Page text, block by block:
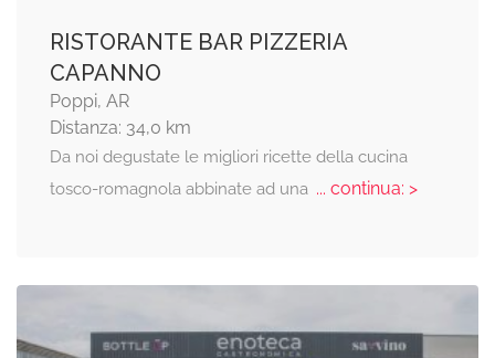
RISTORANTE BAR PIZZERIA
CAPANNO
Poppi, AR
Distanza: 34,0 km
Da noi degustate le migliori ricette della cucina
tosco-romagnola abbinate ad una... continua: >